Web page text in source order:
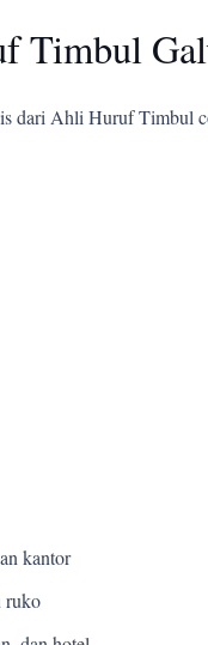
Timbul
dari Ahli Huruf Timbul
kantor
ruko